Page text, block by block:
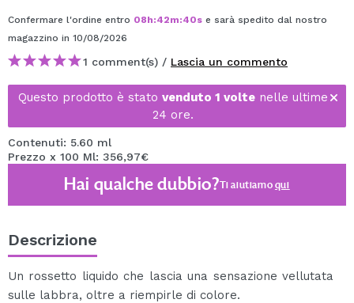
Confermare l'ordine entro 08h:42m:40s e sarà spedito dal nostro
magazzino in 10/08/2026
1 comment(s) / Lascia un commento
Questo prodotto è stato venduto 1 volte nelle ultime
24 ore.
Contenuti: 5.60 ml
Prezzo x 100 Ml: 356,97€
Hai qualche dubbio?Ti aiutiamoqui
Descrizione
Un rossetto liquido che lascia una sensazione vellutata
sulle labbra, oltre a riempirle di colore.